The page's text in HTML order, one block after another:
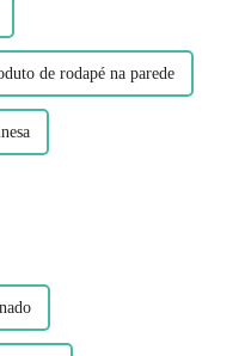
de rodapé na parede